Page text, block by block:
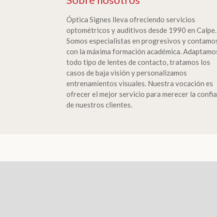
Óptica Signes lleva ofreciendo servicios
optométricos y auditivos desde 1990 en Calpe.
Somos especialistas en progresivos y
con la máxima formación académica.
todo tipo de lentes de contacto, tratamos los
casos de baja visión y personalizamos
entrenamientos visuales. Nuestra vocación es
ofrecer el mejor servicio para merecer la
de nuestros clientes.